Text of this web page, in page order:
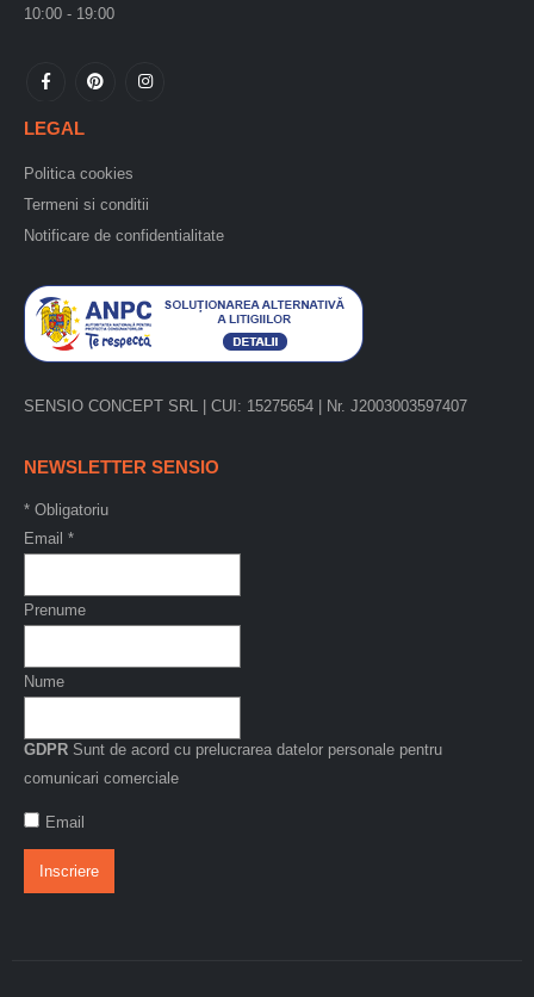
10:00 - 19:00
LEGAL
Politica cookies
Termeni si conditii
Notificare de confidentialitate
SENSIO CONCEPT SRL | CUI: 15275654 | Nr. J2003003597407
NEWSLETTER SENSIO
* Obligatoriu
Email *
Prenume
Nume
GDPR Sunt de acord cu prelucrarea datelor personale pentru
comunicari comerciale
Email